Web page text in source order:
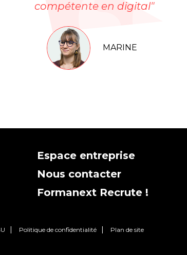
compétente en digital"
MARINE
Espace entreprise
Nous contacter
Formanext Recrute !
Politique de confidentialité Plan de site